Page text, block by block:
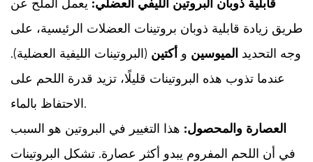
قابلية ذوبان البروتين الليفي العضلي: يعمل الملح عن
طريق زيادة قابلية ذوبان بروتينات العضلات الرئيسية، على
وجه التحديد الميوسين و أكتين (البروتينات الليفية العضلية).
عندما تذوب هذه البروتينات قليلًا، تزيد قدرة اللحم على
الاحتفاظ بالماء.
العصارة والمحصول: هذا التغيير في البروتين هو السبب
في أن اللحم المفروم يبدو أكثر عصارة. تشكل البروتينات